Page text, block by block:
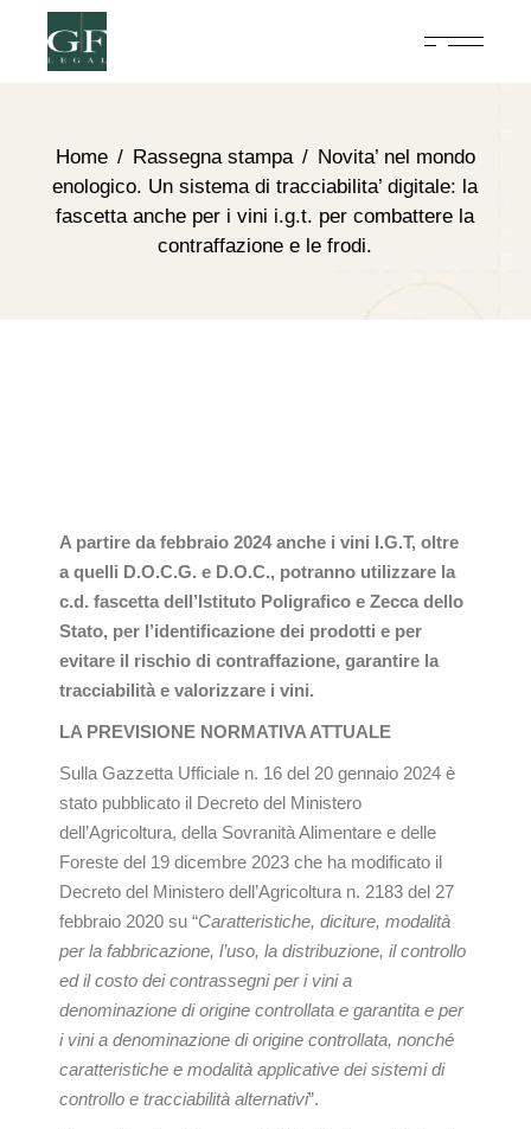
Home Rassegna stampa
Novita’ nel mondo
enologico. Un sistema di tracciabilita’ digitale: la
fascetta anche per i vini i.g.t. per combattere la
contraffazione e le frodi.
A partire da febbraio 2024 anche i vini I.G.T, oltre
a quelli D.O.C.G. e D.O.C., potranno utilizzare la
c.d. fascetta dell’Istituto Poligrafico e Zecca dello
Stato, per l’identificazione dei prodotti e per
evitare il rischio di contraffazione, garantire la
tracciabilità e valorizzare i vini.
LA PREVISIONE NORMATIVA ATTUALE
Sulla Gazzetta Ufficiale n. 16 del 20 gennaio 2024 è
stato pubblicato il Decreto del Ministero
dell’Agricoltura, della Sovranità Alimentare e delle
Foreste del 19 dicembre 2023 che ha modificato il
Decreto del Ministero dell’Agricoltura n. 2183 del 27
febbraio 2020 su “Caratteristiche, diciture, modalità
per la fabbricazione, l’uso, la distribuzione, il controllo
ed il costo dei contrassegni per i vini a
denominazione di origine controllata e garantita e per
i vini a denominazione di origine controllata, nonché
caratteristiche e modalità applicative dei sistemi di
controllo e tracciabilità alternativi”.